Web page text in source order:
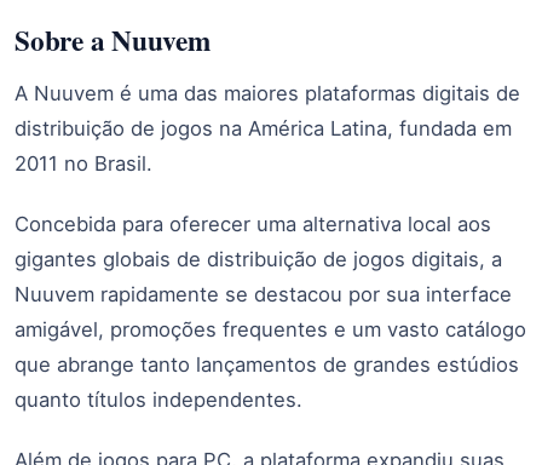
Sobre a Nuuvem
A Nuuvem é uma das maiores plataformas digitais de
distribuição de jogos na América Latina, fundada em
2011 no Brasil.
Concebida para oferecer uma alternativa local aos
gigantes globais de distribuição de jogos digitais, a
Nuuvem rapidamente se destacou por sua interface
amigável, promoções frequentes e um vasto catálogo
que abrange tanto lançamentos de grandes estúdios
quanto títulos independentes.